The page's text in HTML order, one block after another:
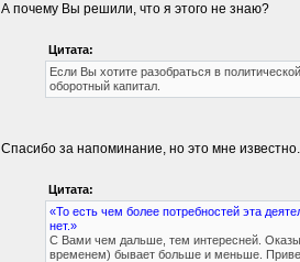
А почему Вы решили, что я этого не знаю?
Цитата:
Если Вы хотите разобраться в
оборотный капитал.
Спасибо за напоминание, но это мне известно.
Цитата:
«То есть чем более потребностей эта
нет.»
С Вами чем дальше, тем интересней.
временем) бывает больше и меньше.